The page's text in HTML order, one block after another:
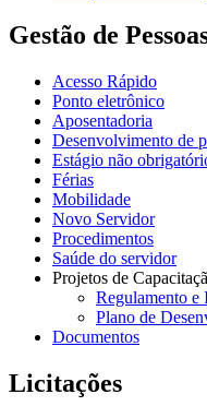
Gestão de
Acesso Rápido
Ponto eletrônico
Aposentadoria
Desenvolvimento de
Estágio não
Férias
Mobilidade
Novo Servidor
Procedimentos
Saúde do servidor
Projetos de
Regulamento e
Plano de
Documentos
Licitações